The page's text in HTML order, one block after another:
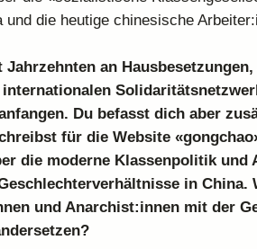
und die heutige chinesische
an
Du befasst dich aber
für die Website
die moderne Klassenpolitik und
in China.
und Anarchist:innen mit der